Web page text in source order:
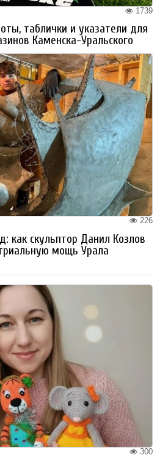
1739
таблички и указатели для
Каменска-Уральского
226
как скульптор Данил Козлов
мощь Урала
300